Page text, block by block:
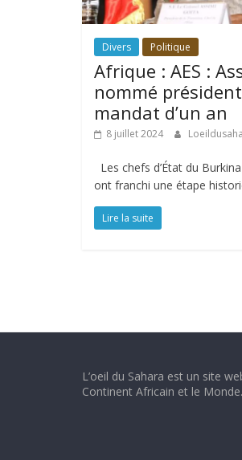
Divers Politique
Afrique : AES :
nommé
mandat d’un an
8 juillet 2024
Les chefs d’État du
ont franchi une étape
Lire la suite
L’oeil du Sahara est un site
Continent Africain et le Monde.